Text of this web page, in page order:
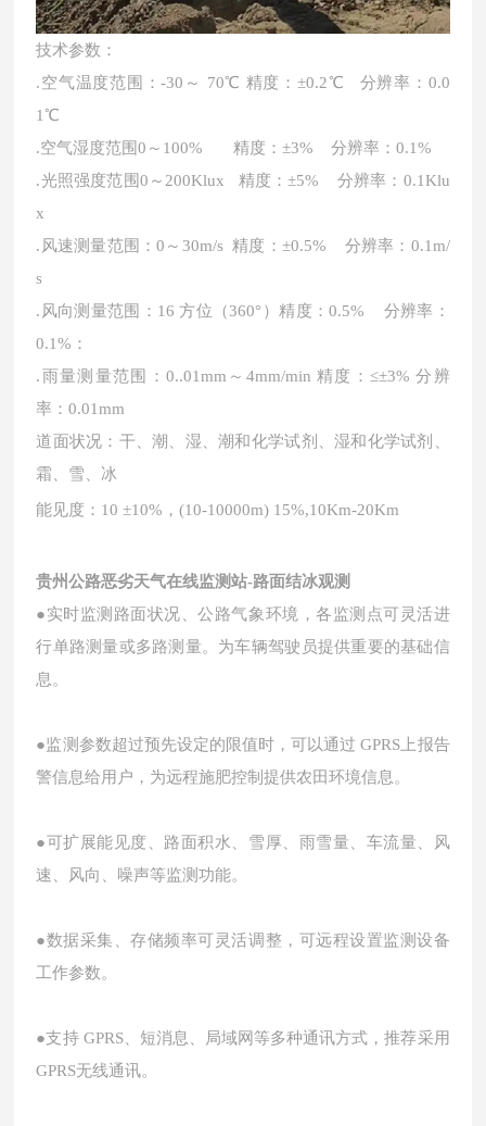
技术参数：
.空气温度范围：-30～ 70℃ 精度：±0.2℃ 分辨率：0.0
1℃
.空气湿度范围0～100% 精度：±3% 分辨率：0.1%
.光照强度范围0～200Klux 精度：±5% 分辨率：0.1Klu
x
.风速测量范围：0～30m/s 精度：±0.5% 分辨率：0.1m/
s
.风向测量范围：16 方位（360°）精度：0.5% 分辨率：
0.1%：
.雨量测量范围：0..01mm～4mm/min 精度：≤±3% 分辨
率：0.01mm
道面状况：干、潮、湿、潮和化学试剂、湿和化学试剂、
霜、雪、冰
能见度： 10 ±10%，(10-10000m) 15%,10Km-20Km
贵州公路恶劣天气在线监测站-路面结冰观测
●实时监测路面状况、公路气象环境，各监测点可灵活进
行单路测量或多路测量。为车辆驾驶员提供重要的基础信
息。
●监测参数超过预先设定的限值时，可以通过 GPRS上报告
警信息给用户，为远程施肥控制提供农田环境信息。
●可扩展能见度、路面积水、雪厚、雨雪量、车流量、风
速、风向、噪声等监测功能。
●数据采集、存储频率可灵活调整，可远程设置监测设备
工作参数。
●支持 GPRS、短消息、局域网等多种通讯方式，推荐采用
GPRS无线通讯。